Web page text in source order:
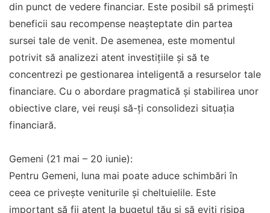
din punct de vedere financiar. Este posibil să primești
beneficii sau recompense neașteptate din partea
sursei tale de venit. De asemenea, este momentul
potrivit să analizezi atent investițiile și să te
concentrezi pe gestionarea inteligentă a resurselor tale
financiare. Cu o abordare pragmatică și stabilirea unor
obiective clare, vei reuși să-ți consolidezi situația
financiară.
Gemeni (21 mai – 20 iunie):
Pentru Gemeni, luna mai poate aduce schimbări în
ceea ce privește veniturile și cheltuielile. Este
important să fii atent la bugetul tău și să eviți risipa